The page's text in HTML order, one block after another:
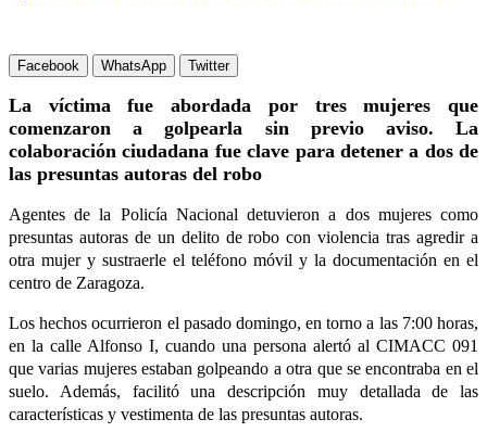
Facebook WhatsApp Twitter
La víctima fue abordada por tres mujeres que
comenzaron a golpearla sin previo aviso. La
colaboración ciudadana fue clave para detener a dos de
las presuntas autoras del robo
Agentes de la Policía Nacional detuvieron a dos mujeres como
presuntas autoras de un delito de robo con violencia tras agredir a
otra mujer y sustraerle el teléfono móvil y la documentación en el
centro de Zaragoza.
Los hechos ocurrieron el pasado domingo, en torno a las 7:00 horas,
en la calle Alfonso I, cuando una persona alertó al CIMACC 091
que varias mujeres estaban golpeando a otra que se encontraba en el
suelo. Además, facilitó una descripción muy detallada de las
características y vestimenta de las presuntas autoras.